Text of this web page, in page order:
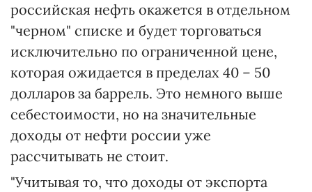
российская нефть окажется в отдельном
"черном" списке и будет торговаться
исключительно по ограниченной цене,
которая ожидается в пределах 40 – 50
долларов за баррель. Это немного выше
себестоимости, но на значительные
доходы от нефти россии уже
рассчитывать не стоит.
"Учитывая то, что доходы от экспорта